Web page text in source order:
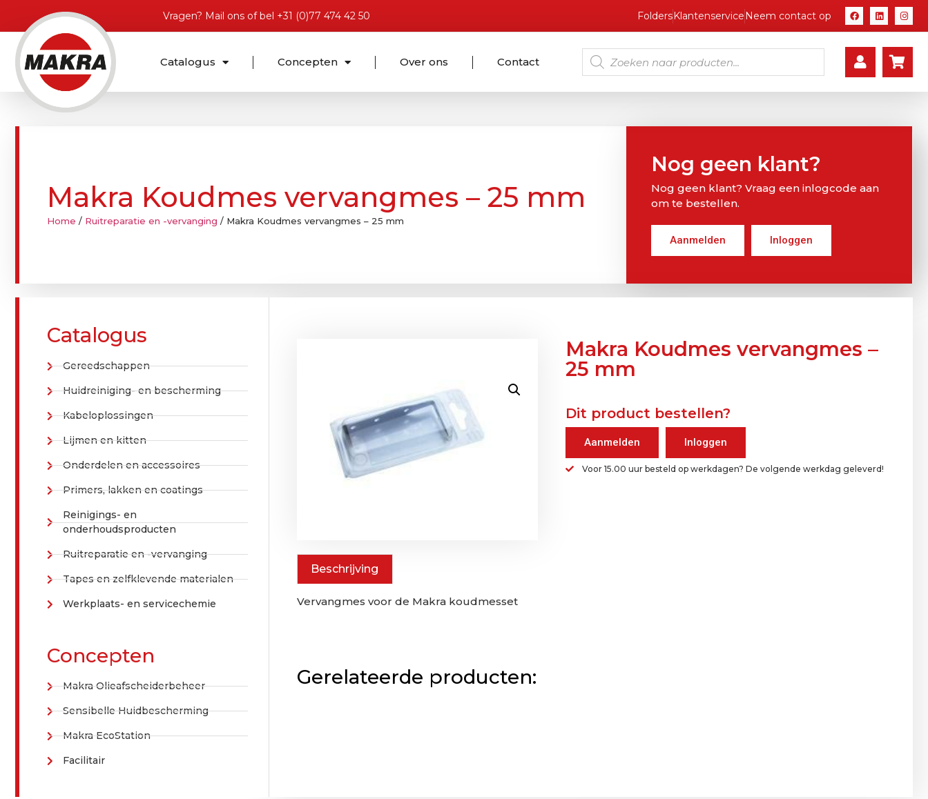
Vragen? Mail onsof bel +31 (0)77 474 42 50 FoldersKlantenservice Neem contact op
Catalogus Concepten Over ons Contact
Makra Koudmes vervangmes – 25 mm
Home / Ruitreparatie en -vervanging / Makra Koudmes vervangmes – 25 mm
Nog geen klant?
Nog geen klant? Vraag een inlogcode aan
om te bestellen.
Aanmelden Inloggen
Catalogus
Gereedschappen
Huidreiniging- en bescherming
Kabeloplossingen
Lijmen en kitten
Onderdelen en accessoires
Primers, lakken en coatings
Reinigings- en
onderhoudsproducten
Ruitreparatie en -vervanging
Tapes en zelfklevende materialen
Werkplaats- en servicechemie
Concepten
Makra Olieafscheiderbeheer
Sensibelle Huidbescherming
Makra EcoStation
Facilitair
Makra Koudmes vervangmes –
25 mm
Dit product bestellen?
Aanmelden Inloggen
Voor 15.00 uur besteld op werkdagen? De volgende werkdag geleverd!
Beschrijving
Vervangmes voor de Makra koudmesset
Gerelateerde producten: